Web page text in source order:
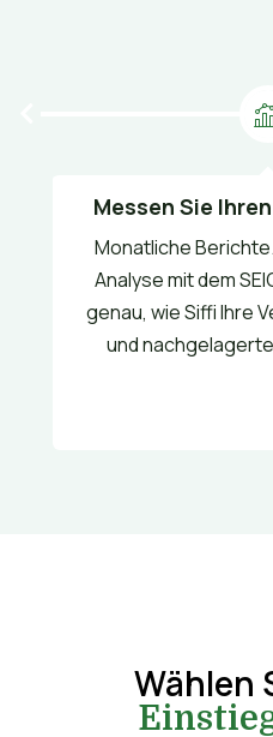
Messen Sie
Monatliche
Analyse mit dem
genau, wie Siffi Ihre
und
Wählen